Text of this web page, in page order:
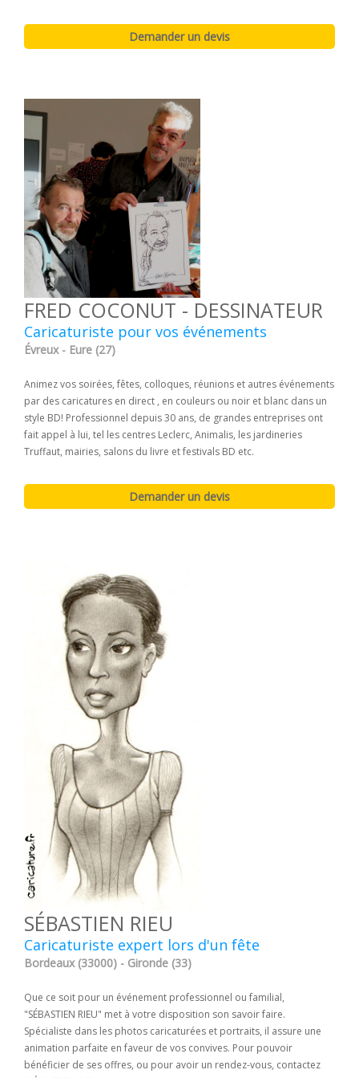
FRED COCONUT - DESSINATEUR
Caricaturiste pour vos événements
Évreux - Eure (27)
Animez vos soirées, fêtes, colloques, réunions et autres événements
par des caricatures en direct , en couleurs ou noir et blanc dans un
style BD! Professionnel depuis 30 ans, de grandes entreprises ont
fait appel à lui, tel les centres Leclerc, Animalis, les jardineries
Truffaut, mairies, salons du livre et festivals BD etc.
SÉBASTIEN RIEU
Caricaturiste expert lors d'un fête
Bordeaux (33000) - Gironde (33)
Que ce soit pour un événement professionnel ou familial,
"SÉBASTIEN RIEU" met à votre disposition son savoir faire.
Spécialiste dans les photos caricaturées et portraits, il assure une
animation parfaite en faveur de vos convives. Pour pouvoir
bénéficier de ses offres, ou pour avoir un rendez-vous, contactez